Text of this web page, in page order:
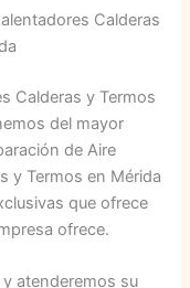
Calderas
Calderas y Termos
del mayor
de Aire
y Termos en Mérida
que ofrece
ofrece.
atenderemos su